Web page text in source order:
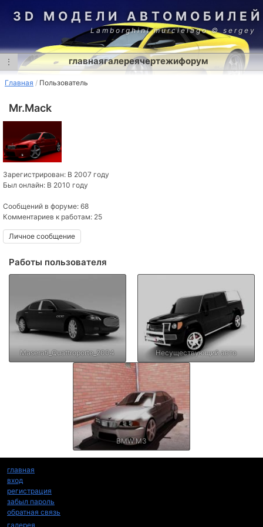
3D МОДЕЛИ АВТОМОБИЛЕЙ
Lamborghini murcielago © sergey
⋮ главнаягалереячертежифорум
Главная Пользователь
Mr.Mack
Зарегистрирован: В 2007 году
Был онлайн: В 2010 году
Сообщений в форуме: 68
Комментариев к работам: 25
Личное сообщение
Работы пользователя
Maserati_Quattroporte_2004 Несуществующий авто
BMW M3
главная
вход
регистрация
забыл пароль
обратная связь
галерея